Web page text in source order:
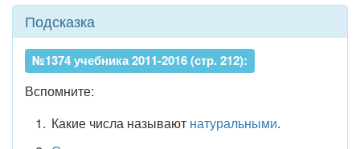
Подсказка
№1374 учебника 2011-2016 (стр. 212):
Вспомните:
Какие числа называют натуральными.